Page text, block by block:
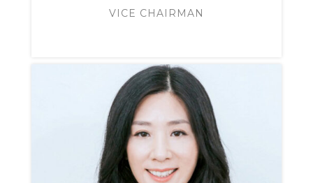
VICE CHAIRMAN